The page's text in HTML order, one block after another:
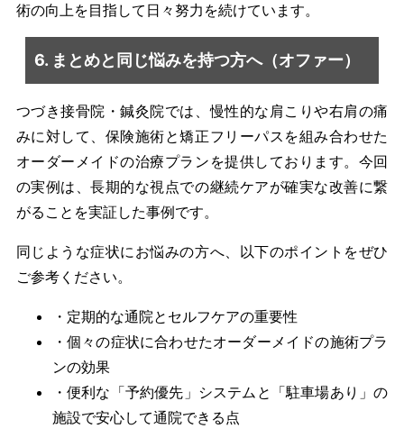
術の向上を目指して日々努力を続けています。
6. まとめと同じ悩みを持つ方へ（オファー）
つづき接骨院・鍼灸院では、慢性的な肩こりや右肩の痛
みに対して、保険施術と矯正フリーパスを組み合わせた
オーダーメイドの治療プランを提供しております。今回
の実例は、長期的な視点での継続ケアが確実な改善に繋
がることを実証した事例です。
同じような症状にお悩みの方へ、以下のポイントをぜひ
ご参考ください。
・定期的な通院とセルフケアの重要性
・個々の症状に合わせたオーダーメイドの施術プラ
ンの効果
・便利な「予約優先」システムと「駐車場あり」の
施設で安心して通院できる点